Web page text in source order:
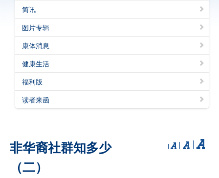
English
简讯
图片专辑
康体消息
健康生活
福利版
读者来函
非华裔社群知多少
（二）